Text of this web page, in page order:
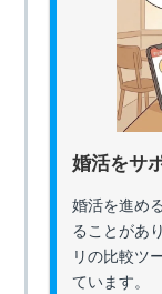
婚活をサ
婚活を進め
ることがあ
リの比較ツ
ています。